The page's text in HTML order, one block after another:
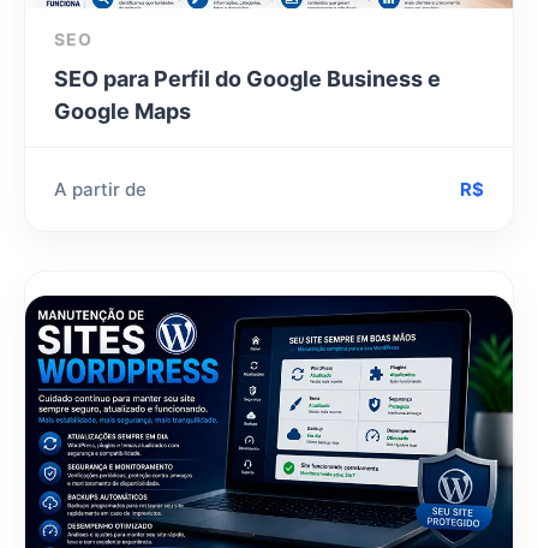
SEO
SEO para Perfil do Google Business e
Google Maps
A partir de R$